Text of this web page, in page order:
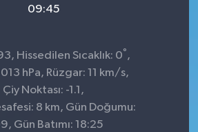
09:45
Hissedilen Sıcaklık: 0° ,
hPa, Rüzgar: 11 km/s,
Çiy Noktası: -1.1,
8 km, Gün Doğumu:
Gün Batımı: 18:25